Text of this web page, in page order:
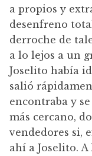
a propios y
desenfreno
derroche de
a lo lejos a un
Joselito había
salió
encontraba y
más cercano,
vendedores si,
ahí a Joselito.